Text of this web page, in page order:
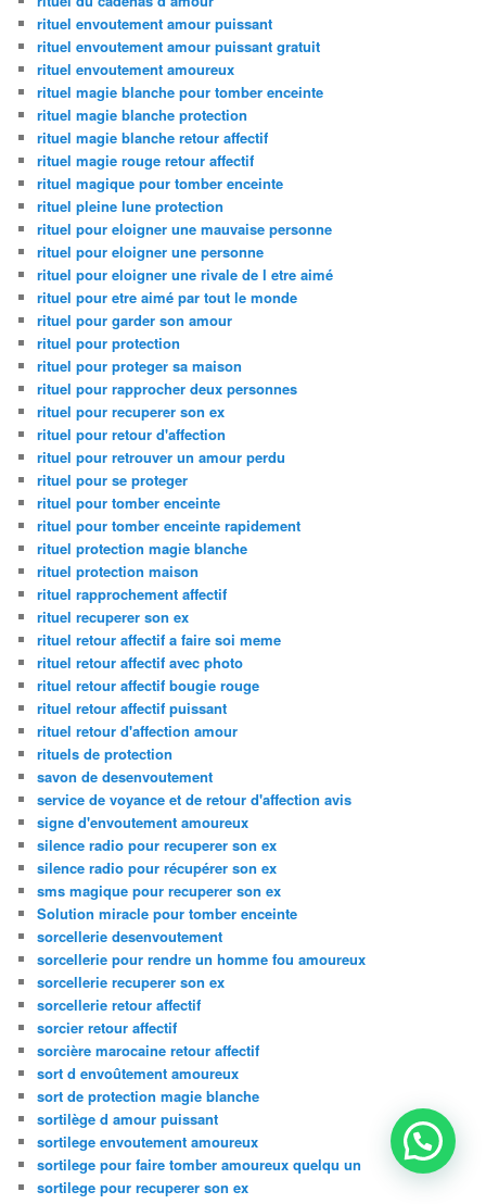
rituel envoutement amour puissant
rituel envoutement amour puissant gratuit
rituel envoutement amoureux
rituel magie blanche pour tomber enceinte
rituel magie blanche protection
rituel magie blanche retour affectif
rituel magie rouge retour affectif
rituel magique pour tomber enceinte
rituel pleine lune protection
rituel pour eloigner une mauvaise personne
rituel pour eloigner une personne
rituel pour eloigner une rivale de l etre aimé
rituel pour etre aimé par tout le monde
rituel pour garder son amour
rituel pour protection
rituel pour proteger sa maison
rituel pour rapprocher deux personnes
rituel pour recuperer son ex
rituel pour retour d'affection
rituel pour retrouver un amour perdu
rituel pour se proteger
rituel pour tomber enceinte
rituel pour tomber enceinte rapidement
rituel protection magie blanche
rituel protection maison
rituel rapprochement affectif
rituel recuperer son ex
rituel retour affectif a faire soi meme
rituel retour affectif avec photo
rituel retour affectif bougie rouge
rituel retour affectif puissant
rituel retour d'affection amour
rituels de protection
savon de desenvoutement
service de voyance et de retour d'affection avis
signe d'envoutement amoureux
silence radio pour recuperer son ex
silence radio pour récupérer son ex
sms magique pour recuperer son ex
Solution miracle pour tomber enceinte
sorcellerie desenvoutement
sorcellerie pour rendre un homme fou amoureux
sorcellerie recuperer son ex
sorcellerie retour affectif
sorcier retour affectif
sorcière marocaine retour affectif
sort d envoûtement amoureux
sort de protection magie blanche
sortilège d amour puissant
sortilege envoutement amoureux
sortilege pour faire tomber amoureux quelqu un
sortilege pour recuperer son ex